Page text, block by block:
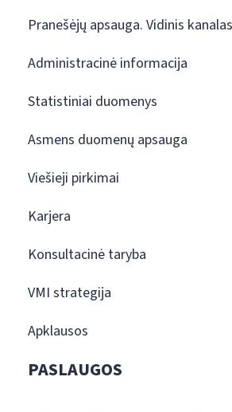
Pranešėjų apsauga. Vidinis kanalas
Administracinė informacija
Statistiniai duomenys
Asmens duomenų apsauga
Viešieji pirkimai
Karjera
Konsultacinė taryba
VMI strategija
Apklausos
PASLAUGOS